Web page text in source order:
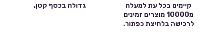
קיימים בכל עת למעלה
מ10000 מוצרים זמינים
לרכישה בלחיצת כפתור.
גדולה בכסף קטן.